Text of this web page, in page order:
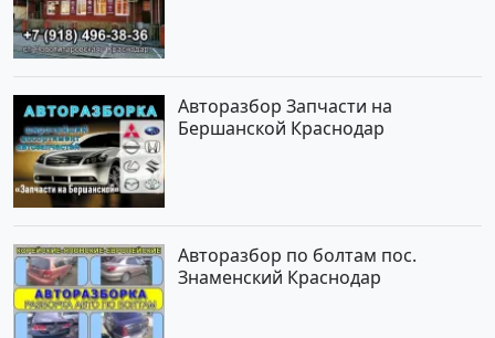
Авторазбор Запчасти на
Бершанской Краснодар
Авторазбор по болтам пос.
Знаменский Краснодар